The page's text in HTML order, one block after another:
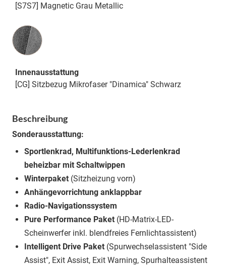
[S7S7] Magnetic Grau Metallic
Innenausstattung
Innenausstattung
[CG] Sitzbezug Mikrofaser "Dinamica" Schwarz
Beschreibung
Sonderausstattung:
Sportlenkrad, Multifunktions-Lederlenkrad
beheizbar mit Schaltwippen
Winterpaket (Sitzheizung vorn)
Anhängevorrichtung anklappbar
Radio-Navigationssystem
Pure Performance Paket (HD-Matrix-LED-
Scheinwerfer inkl. blendfreies Fernlichtassistent)
Intelligent Drive Paket (Spurwechselassistent "Side
Assist", Exit Assist, Exit Warning, Spurhalteassistent